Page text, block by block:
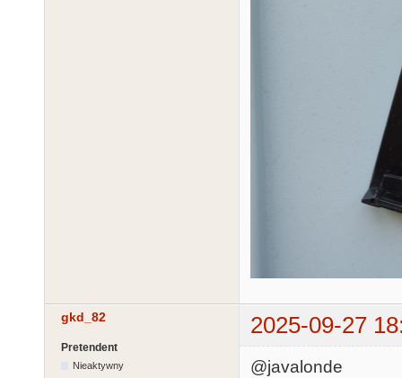
gkd_82 2025-09-27
Pretendent
Nieaktywny
@javalonde